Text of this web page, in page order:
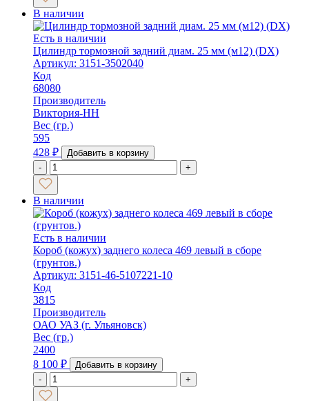
В наличии
Есть в наличии
Цилиндр тормозной задний диам. 25 мм (м12) (DX)
Артикул: 3151-3502040
Код
68080
Производитель
Виктория-НН
Вес (гр.)
595
428 ₽
Добавить в корзину
-
+
В наличии
Есть в наличии
Короб (кожух) заднего колеса 469 левый в сборе
(грунтов.)
Артикул: 3151-46-5107221-10
Код
3815
Производитель
ОАО УАЗ (г. Ульяновск)
Вес (гр.)
2400
8 100 ₽
Добавить в корзину
-
+